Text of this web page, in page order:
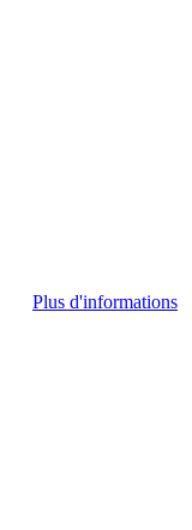
Plus d'informations